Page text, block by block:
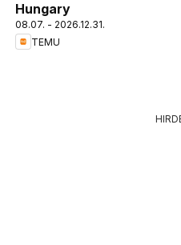
Hungary
08.07. - 2026.12.31.
TEMU